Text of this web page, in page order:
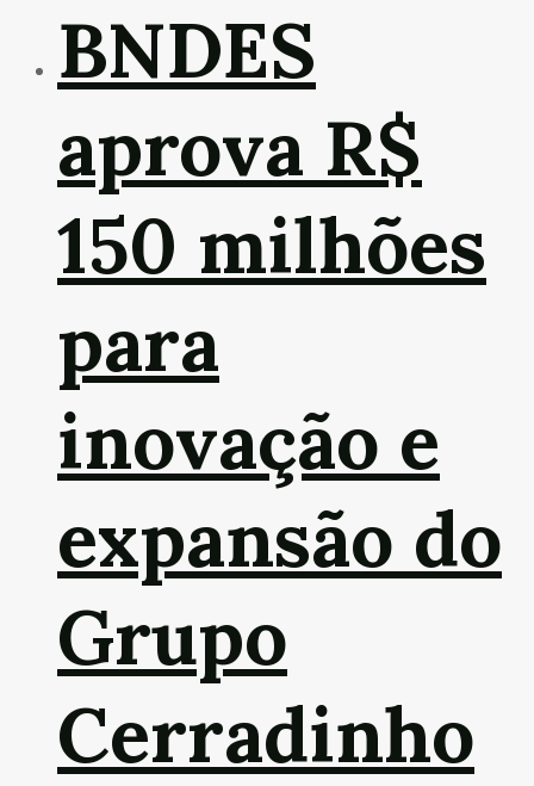
BNDES
aprova R$
150 milhões
para
inovação e
expansão do
Grupo
Cerradinho